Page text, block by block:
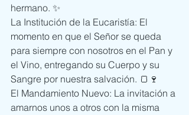
hermano. ✨
La Institución de la Eucaristía: El
momento en que el Señor se queda
para siempre con nosotros en el Pan y
el Vino, entregando su Cuerpo y su
Sangre por nuestra salvación. 🍞🍷
El Mandamiento Nuevo: La invitación a
amarnos unos a otros con la misma